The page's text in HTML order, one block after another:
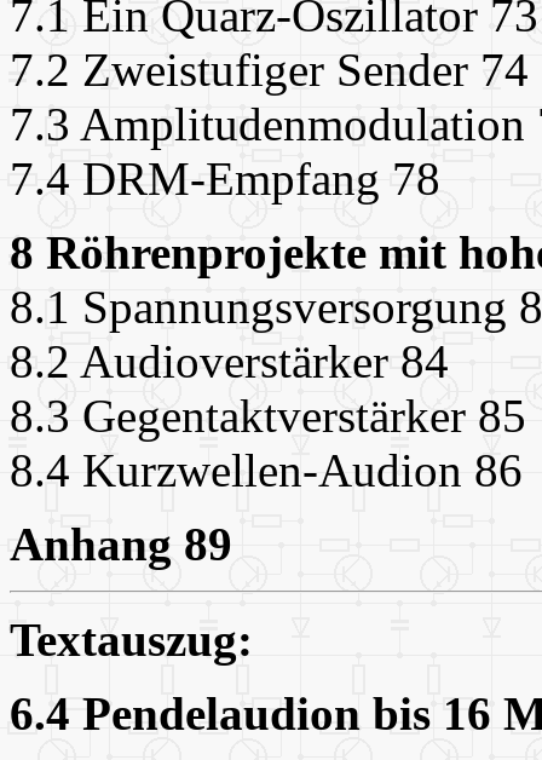
7.1 Ein Quarz-Oszillator 73
7.2 Zweistufiger Sender 74
7.3 Amplitudenmodulation
7.4 DRM-Empfang 78
8 Röhrenprojekte mit
8.1 Spannungsversorgung
8.2 Audioverstärker 84
8.3 Gegentaktverstärker 85
8.4 Kurzwellen-Audion 86
Anhang 89
Textauszug:
6.4 Pendelaudion bis 16